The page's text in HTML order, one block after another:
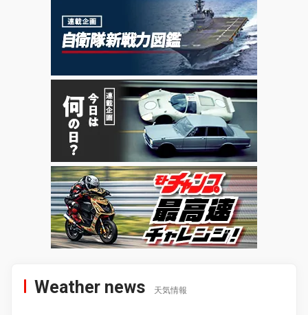
Weather news 天気情報